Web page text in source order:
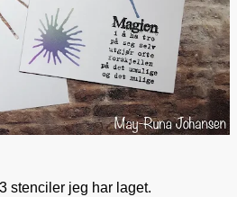
stenciler jeg har laget.